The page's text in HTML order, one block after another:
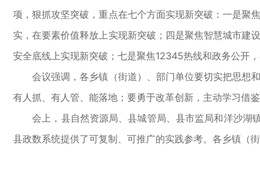
项，狠抓攻坚突破，重点在七个方面实现新突破：一是聚
实，在要素价值释放上实现新突破；四是聚焦智慧城市建
安全底线上实现新突破；七是聚焦12345热线和政务公开
会议强调，各乡镇（街道）、部门单位要切实把思想和
有人抓、有人管、能落地；要勇于改革创新，主动学习借
会上，县自然资源局、县城管局、县市监局和洋沙湖镇
县政数系统提供了可复制、可推广的实践参考。各乡镇（